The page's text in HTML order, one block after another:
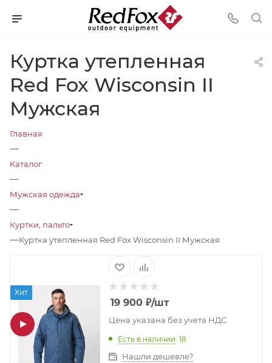
Куртка утепленная
Red Fox Wisconsin II
Мужская
Главная
—
Каталог
—
Мужская одежда
—
Куртки, пальто
—Куртка утепленная Red Fox Wisconsin II Мужская
Хит
19 900₽/шт
Цена указана без учета НДС
Есть в наличии: 18
Нашли дешевле?